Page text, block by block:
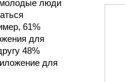
молодые люди
61%
для
48%
для